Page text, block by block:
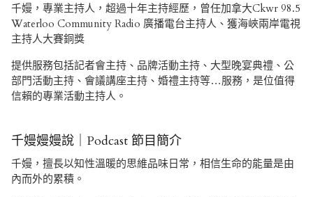
千嫚，專業主持人，超過十年主持經歷，曾任加拿大Ckwr 98.5
Waterloo Community Radio 廣播電台主持人、獲海峽兩岸電視
主持人大賽銅獎
提供服務包括記者會主持、品牌活動主持、大型晚宴典禮、公
部門活動主持、會議講座主持、婚禮主持等…服務，是位值得
信賴的專業活動主持人。
千嫚嫚嫚說｜Podcast 節目簡介
千嫚，擅長以知性溫暖的思維品味日常，相信生命的能量是由
內而外的累積。